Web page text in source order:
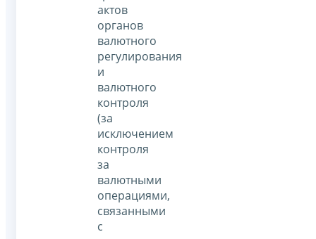
актов
органов
валютного
регулирования
и
валютного
контроля
(за
исключением
контроля
за
валютными
операциями,
связанными
с